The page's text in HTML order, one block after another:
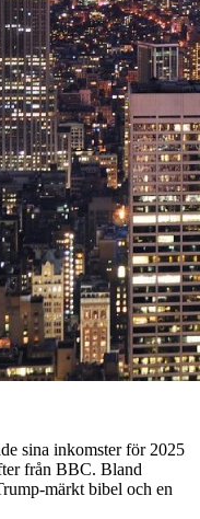
sina inkomster för 2025
från BBC. Bland
märkt bibel och en